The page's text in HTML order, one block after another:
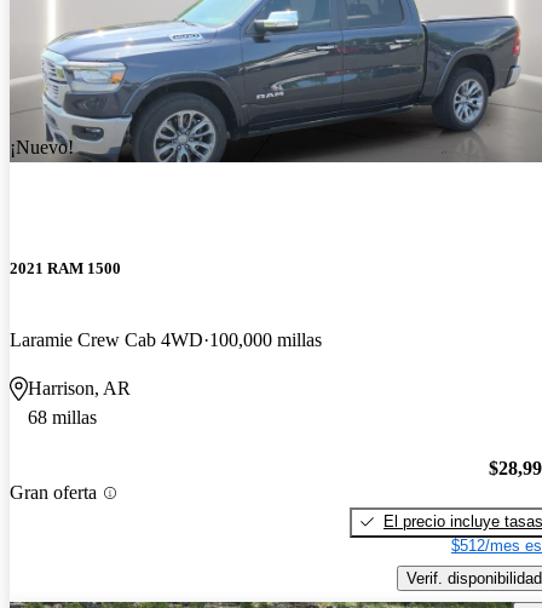
¡Nuevo!
2021 RAM 1500
Laramie Crew Cab 4WD 100,000 millas
Harrison, AR
68 millas
Gran oferta
El precio incluye tasas
$512/mes
Verif. disponibilidad